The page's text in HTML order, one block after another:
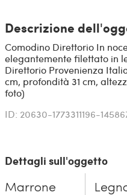
Descrizione
Comodino Direttorio In
elegantemente filettato in
Direttorio Provenienza
cm, profondità 31 cm,
foto)
ID: 20630-1773311196-
Dettagli sull'oggetto
Marrone